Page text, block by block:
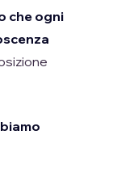
che ogni